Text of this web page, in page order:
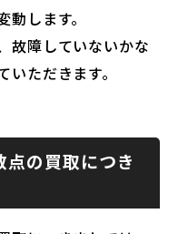
します。
故障していないかな
ただきます。
の買取につき